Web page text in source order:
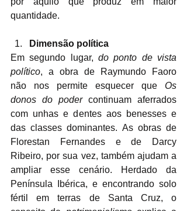
quantidade.
Dimensão política
Em segundo lugar, do ponto de vista
político, a obra de Raymundo Faoro
não nos permite esquecer que Os
donos do poder continuam aferrados
com unhas e dentes aos benesses e
das classes dominantes. As obras de
Florestan Fernandes e de Darcy
Ribeiro, por sua vez, também ajudam a
ampliar esse cenário. Herdado da
Península Ibérica, e encontrando solo
fértil em terras de Santa Cruz, o